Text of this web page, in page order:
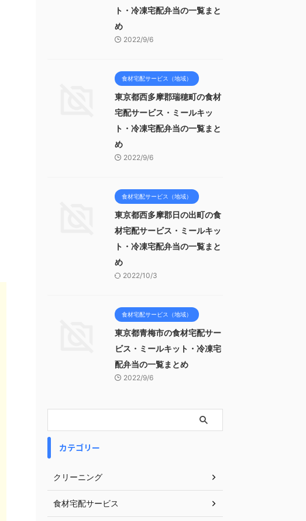
ト・冷凍宅配弁当の一覧まと
め
2022/9/6
食材宅配サービス（地域）
東京都西多摩郡瑞穂町の食材
宅配サービス・ミールキッ
ト・冷凍宅配弁当の一覧まと
め
2022/9/6
食材宅配サービス（地域）
東京都西多摩郡日の出町の食
材宅配サービス・ミールキッ
ト・冷凍宅配弁当の一覧まと
め
2022/10/3
食材宅配サービス（地域）
東京都青梅市の食材宅配サー
ビス・ミールキット・冷凍宅
配弁当の一覧まとめ
2022/9/6
カテゴリー
クリーニング
食材宅配サービス